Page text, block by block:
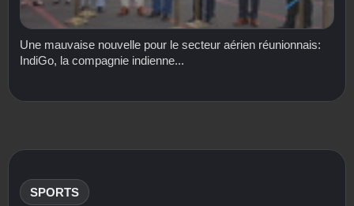
Une mauvaise nouvelle pour le secteur aérien réunionnais:
IndiGo, la compagnie indienne...
SPORTS